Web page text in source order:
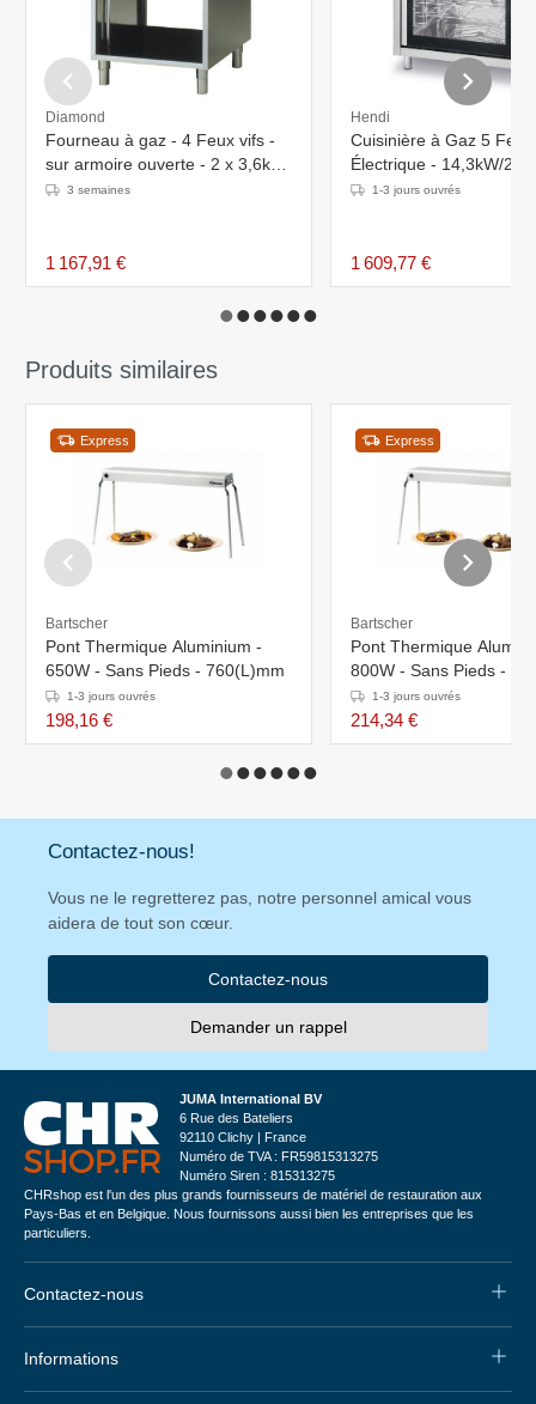
Diamond
Fourneau à gaz - 4 Feux vifs -
sur armoire ouverte - 2 x 3,6kW
+ 2 x 5kW - Pieds réglables -
3 semaines
1 167,91 €
Hendi
Cuisinière à Gaz 5
Électrique - 14,3kW/
900x655x850/900(h)mm
1-3 jours ouvrés
1 609,77 €
Produits similaires
Express
Bartscher
Pont Thermique Aluminium -
650W - Sans Pieds - 760(L)mm
1-3 jours ouvrés
198,16 €
Express
Bartscher
Pont Thermique
800W - Sans Pieds -
1-3 jours ouvrés
214,34 €
Contactez-nous!
Vous ne le regretterez pas, notre personnel amical vous
aidera de tout son cœur.
Contactez-nous
Demander un rappel
JUMA International BV
6 Rue des Bateliers
92110 Clichy | France
Numéro de TVA : FR59815313275
Numéro Siren : 815313275
CHRshop est l'un des plus grands fournisseurs de matériel de restauration aux
Pays-Bas et en Belgique. Nous fournissons aussi bien les entreprises que les
particuliers.
Contactez-nous
Informations